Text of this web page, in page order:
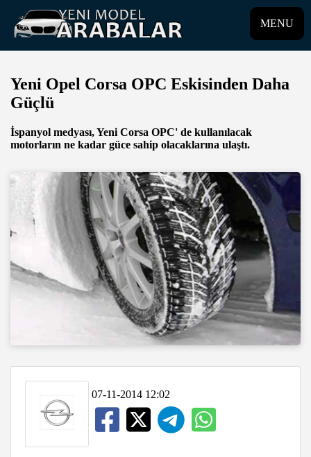
MENU
Yeni Opel Corsa OPC Eskisinden Daha
Güçlü
İspanyol medyası, Yeni Corsa OPC' de kullanılacak
motorların ne kadar güce sahip olacaklarına ulaştı.
07-11-2014 12:02